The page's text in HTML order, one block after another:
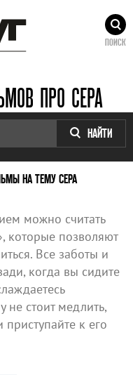
ПОИСК
ПРО СЕРА
НАЙТИ
НА ТЕМУ СЕРА
можно считать
которые позволяют
Все заботы и
когда вы сидите
стоит медлить,
к его